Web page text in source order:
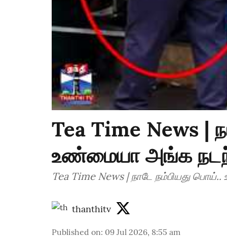
Tea Time News |
உண்மையா அங்க
Tea Time News | நாடே நம்பியது
thanthitv
Published on: 09 Jul 2026, 8:55 am